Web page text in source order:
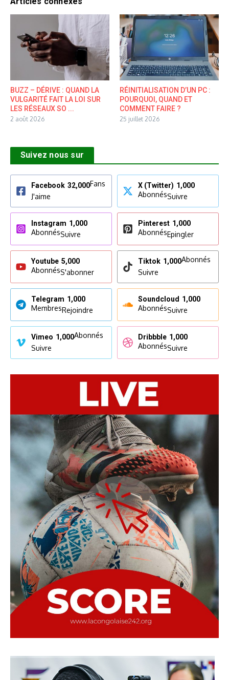
BUZZ – DÉRIVE : QUAND LA
VULGARITÉ FAIT LA LOI SUR
LES RÉSEAUX SO ...
2 août 2026
RÉINITIALISATION D’UN PC :
POURQUOI, QUAND ET
COMMENT FAIRE ?
25 juillet 2026
Suivez nous sur
Facebook 32,000Fans
J'aime
X (Twitter) 1,000
AbonnésSuivre
Instagram 1,000
AbonnésSuivre
Pinterest 1,000
AbonnésEpingler
Youtube 5,000
AbonnésS'abonner
Tiktok 1,000Abonnés
Suivre
Telegram 1,000
MembresRejoindre
Soundcloud 1,000
AbonnésSuivre
Vimeo 1,000Abonnés
Suivre
Dribbble 1,000
AbonnésSuivre